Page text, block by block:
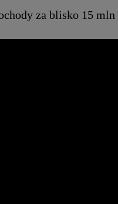
za blisko 15 mln